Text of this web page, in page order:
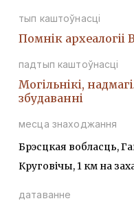
тып каштоўнасці
Помнiк археалогii В
падтып каштоўнасці
Могiльнiкi,
збудаваннi
месца знаходжання
Брэсцкая вобласць,
Круговічы, 1 км на
датаванне